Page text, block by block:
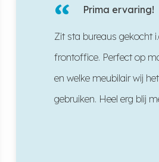
“ Prima ervaring!
Zit sta bureaus gekocht
frontoffice. Perfect op
en welke meubilair wij
gebruiken. Heel erg blij